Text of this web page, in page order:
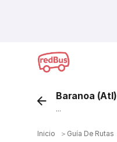
Baranoa (Atl)
...
Inicio ＞ Guía De Rutas